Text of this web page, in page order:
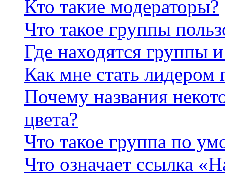
Кто такие модераторы?
Что такое группы
Где находятся группы
Как мне стать лидером
Почему названия
цвета?
Что такое группа по
Что означает ссылка